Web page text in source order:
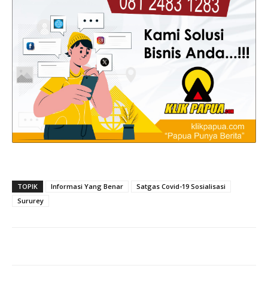
TOPIK Informasi Yang Benar
Satgas Covid-19 Sosialisasi
Sururey